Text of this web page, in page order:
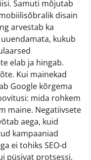
Samuti mõjutab
disain
arvestab ka
kukub
elab ja hingab.
Kui mainekad
Google kõrgema
mida rohkem
maine. Negatiivsete
aega, kuid
kampaaniad
ei tohiks SEO-d
püsivat protsessi,